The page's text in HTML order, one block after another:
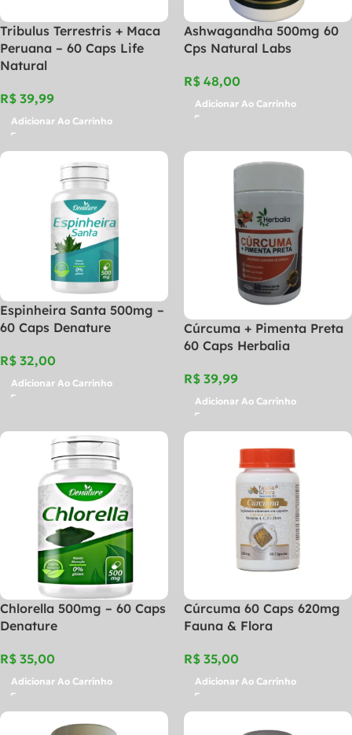
Tribulus Terrestris + Maca
Peruana – 60 Caps Life
Natural
R$
Adicionar Ao Carrinho
Ashwagandha 500mg 60
Cps Natural Labs
R$
Adicionar Ao Carrinho
Espinheira Santa 500mg –
60 Caps Denature
R$
Adicionar Ao Carrinho
Cúrcuma + Pimenta Preta
60 Caps Herbalia
R$
Adicionar Ao Carrinho
Chlorella 500mg – 60 Caps
Denature
R$
Adicionar Ao Carrinho
Cúrcuma 60 Caps 620mg
Fauna & Flora
R$
Adicionar Ao Carrinho